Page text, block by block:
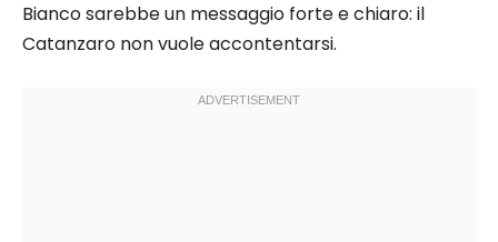
Bianco sarebbe un messaggio forte e chiaro: il
Catanzaro non vuole accontentarsi.